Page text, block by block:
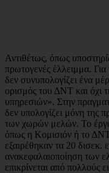
Αντιθέτως, όπως
πρωτογενές έλλειμμα.
δεν συνυπολογίζει ένα
ορισμός του ΔΝΤ και όχι
υπηρεσιών». Στην
δεν υπολογίζει μόνη της
των χωρών μελών. Το
όπως η Κομισιόν ή το
εξαιρέθηκαν τα 20
ανακεφαλαιοποίηση των
επικρίνεται από πολλούς